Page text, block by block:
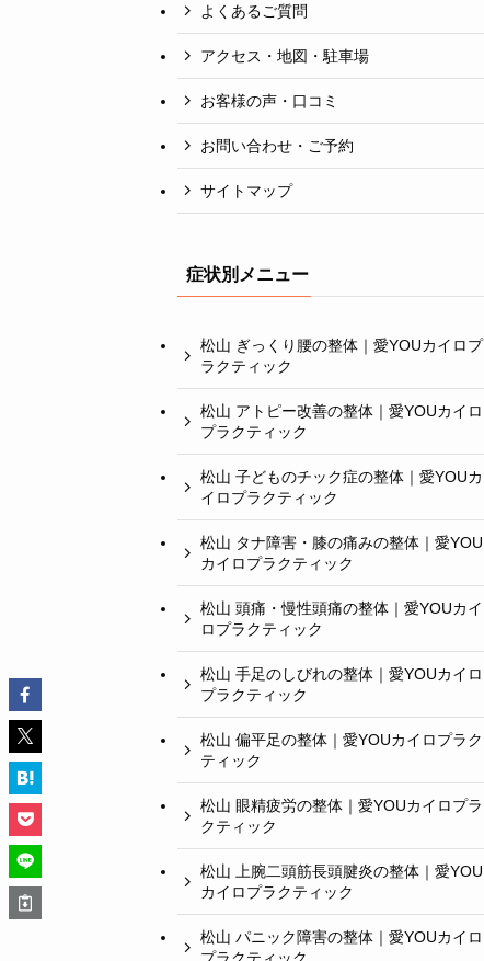
よくあるご質問
アクセス・地図・駐車場
お客様の声・口コミ
お問い合わせ・ご予約
サイトマップ
症状別メニュー
松山 ぎっくり腰の整体｜愛YOUカイロプ
ラクティック
松山 アトピー改善の整体｜愛YOUカイロ
プラクティック
松山 子どものチック症の整体｜愛YOUカ
イロプラクティック
松山 タナ障害・膝の痛みの整体｜愛YOU
カイロプラクティック
松山 頭痛・慢性頭痛の整体｜愛YOUカイ
ロプラクティック
松山 手足のしびれの整体｜愛YOUカイロ
プラクティック
松山 偏平足の整体｜愛YOUカイロプラク
ティック
松山 眼精疲労の整体｜愛YOUカイロプラ
クティック
松山 上腕二頭筋長頭腱炎の整体｜愛YOU
カイロプラクティック
松山 パニック障害の整体｜愛YOUカイロ
プラクティック